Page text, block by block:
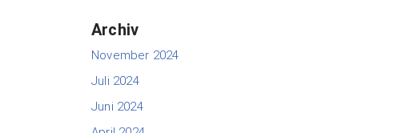
Archiv
November 2024
Juli 2024
Juni 2024